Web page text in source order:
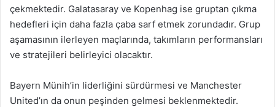
çekmektedir. Galatasaray ve Kopenhag ise gruptan çıkma
hedefleri için daha fazla çaba sarf etmek zorundadır. Grup
aşamasının ilerleyen maçlarında, takımların performansları
ve stratejileri belirleyici olacaktır.
Bayern Münih’in liderliğini sürdürmesi ve Manchester
United’ın da onun peşinden gelmesi beklenmektedir.